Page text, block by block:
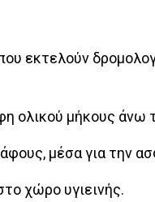
εκτελούν
ολικού μήκους άνω
μέσα για την
χώρο υγιεινής.